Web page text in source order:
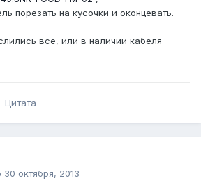
порезать на кусочки и оконцевать.
все, или в наличии кабеля
Цитата
30 октября, 2013